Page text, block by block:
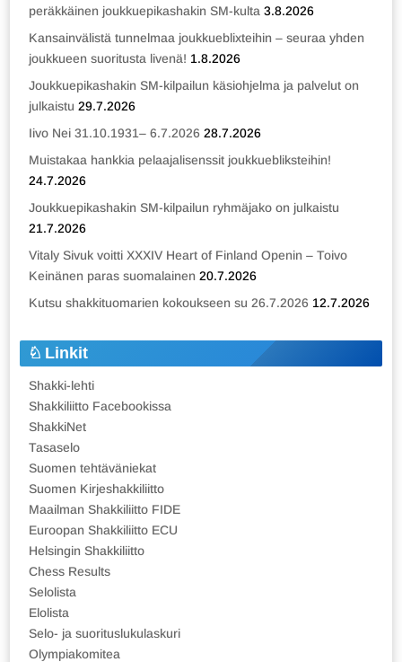
peräkkäinen joukkuepikashakin SM-kulta 3.8.2026
Kansainvälistä tunnelmaa joukkueblixteihin – seuraa yhden
joukkueen suoritusta livenä! 1.8.2026
Joukkuepikashakin SM-kilpailun käsiohjelma ja palvelut on
julkaistu 29.7.2026
Iivo Nei 31.10.1931– 6.7.2026 28.7.2026
Muistakaa hankkia pelaajalisenssit joukkuebliksteihin!
24.7.2026
Joukkuepikashakin SM-kilpailun ryhmäjako on julkaistu
21.7.2026
Vitaly Sivuk voitti XXXIV Heart of Finland Openin – Toivo
Keinänen paras suomalainen 20.7.2026
Kutsu shakkituomarien kokoukseen su 26.7.2026 12.7.2026
Linkit
Shakki-lehti
Shakkiliitto Facebookissa
ShakkiNet
Tasaselo
Suomen tehtäväniekat
Suomen Kirjeshakkiliitto
Maailman Shakkiliitto FIDE
Euroopan Shakkiliitto ECU
Helsingin Shakkiliitto
Chess Results
Selolista
Elolista
Selo- ja suorituslukulaskuri
Olympiakomitea